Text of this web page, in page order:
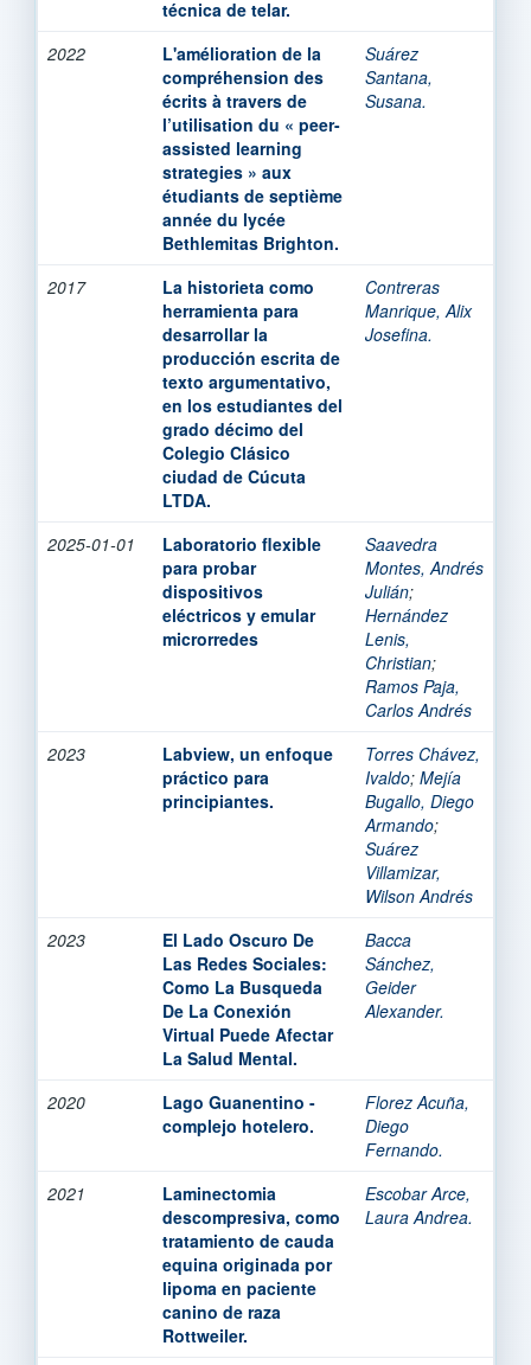
técnica de telar.
2022
L'amélioration de la
compréhension des
écrits à travers de
l’utilisation du « peer-
assisted learning
strategies » aux
étudiants de septième
année du lycée
Bethlemitas Brighton.
Suárez
Santana,
Susana.
2017
La historieta como
herramienta para
desarrollar la
producción escrita de
texto argumentativo,
en los estudiantes del
grado décimo del
Colegio Clásico
ciudad de Cúcuta
LTDA.
Contreras
Manrique, Alix
Josefina.
2025-01-01
Laboratorio flexible
para probar
dispositivos
eléctricos y emular
microrredes
Saavedra
Montes, Andrés
Julián;
Hernández
Lenis,
Christian;
Ramos Paja,
Carlos Andrés
2023
Labview, un enfoque
práctico para
principiantes.
Torres Chávez,
Ivaldo; Mejía
Bugallo, Diego
Armando;
Suárez
Villamizar,
Wilson Andrés
2023
El Lado Oscuro De
Las Redes Sociales:
Como La Busqueda
De La Conexión
Virtual Puede Afectar
La Salud Mental.
Bacca
Sánchez,
Geider
Alexander.
2020
Lago Guanentino -
complejo hotelero.
Florez Acuña,
Diego
Fernando.
2021
Laminectomia
descompresiva, como
tratamiento de cauda
equina originada por
lipoma en paciente
canino de raza
Rottweiler.
Escobar Arce,
Laura Andrea.